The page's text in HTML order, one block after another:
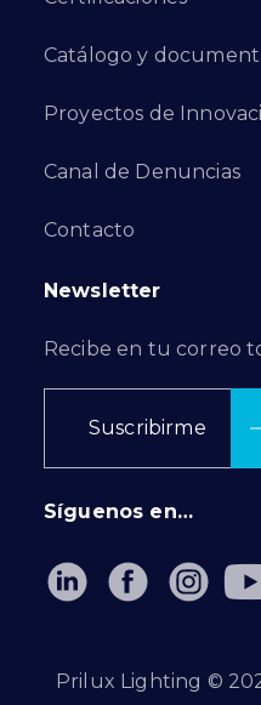
Catálogo y
Proyectos de
Canal de Denuncias
Contacto
Newsletter
Recibe en tu correo
Suscribirme
Síguenos en…
Prilux Lighting ©